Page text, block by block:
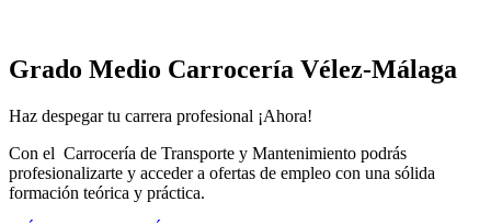
Grado Medio Carrocería Vélez-Málaga
Haz despegar tu carrera profesional ¡Ahora!
Con el Carrocería de Transporte y Mantenimiento podrás
profesionalizarte y acceder a ofertas de empleo con una sólida
formación teórica y práctica.